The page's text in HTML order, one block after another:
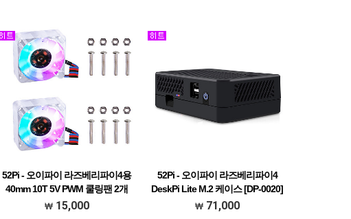
52Pi - 오이파이 라즈베리파이4용
40mm 10T 5V PWM 쿨링팬 2개
[F-0012]
15,000
52Pi - 오이파이 라즈베리파이4
DeskPi Lite M.2 케이스 [DP-0020]
71,000